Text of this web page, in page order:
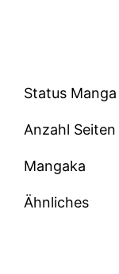
Status Manga
Anzahl Seiten
Mangaka
Ähnliches